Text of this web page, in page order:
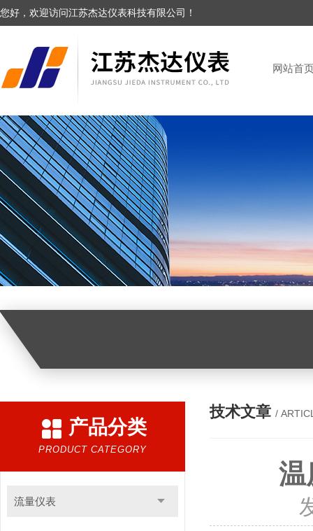
您好，欢迎访问江苏杰达仪表科技有限公司！
网站首
产品分类
PRODUCT CATEGORY
流量仪表
技术文章 /
温